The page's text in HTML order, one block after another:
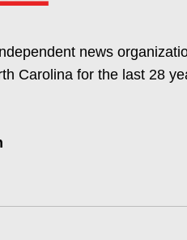
news
Carolina for the last 28